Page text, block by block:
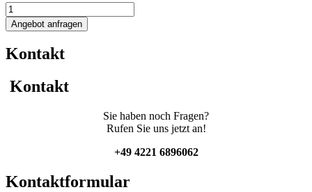
173L
Edelstahl
Rührwerksbehälter
Rollen
Getrieberührwerk
Menge
Angebot anfragen
Kontakt
Kontakt
Sie haben noch Fragen?
Rufen Sie uns jetzt an!
+49 4221 6896062
Kontaktformular